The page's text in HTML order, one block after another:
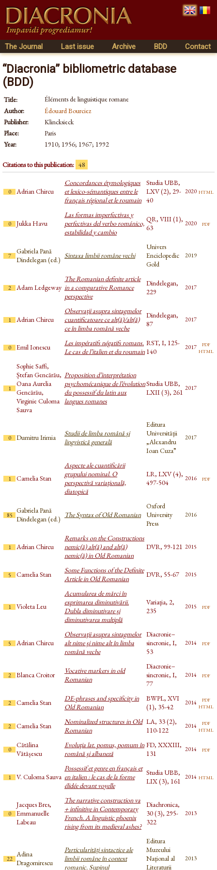
The Journal Last issue Archive BDD Contact
“Diacronia” bibliometric database
(BDD)
Title:
Éléments de linguistique romane
Author:
Édouard Bourciez
Publisher:
Klincksieck
Place:
Paris
Year:
1910; 1956; 1967; 1992
Citations to this publication: 48
0 Adrian Chircu
Concordances étymologiques
et lexico-sémantiques entre le
français régional et le roumain
Studia UBB,
LXV (2), 29-
40
2020 html
0 Jukka Havu
Las formas imperfectivas y
perfectivas del verbo románico,
estabilidad y cambio
QR, VIII (1),
63
2020 pdf
7
Gabriela Pană
Dindelegan (ed.) Sintaxa limbii române vechi
Univers
Enciclopedic
Gold
2019
2 Adam Ledgeway
The Romanian definite article
in a comparative Romance
perspective
Dindelegan,
229
2017
1 Adrian Chircu
Observații asupra sintagmelor
cuantificatoare ce alt(ă)/alt(ă)
ce în limba română veche
Dindelegan,
87
2017
0 Emil Ionescu
Les impératifs négatifs romans.
Le cas de l’italien et du roumain
RST, I, 125-
140
2017 pdf
html
1
Sophie Saffi,
Ștefan Gencărău,
Oana Aurelia
Gencărău,
Virginie Culoma
Sauva
Proposition d’interprétation
psychomécanique de l’évolution
du possessif du latin aux
langues romanes
Studia UBB,
LXII (3), 261 2017
0 Dumitru Irimia
Studii de limba română și
lingvistică generală
Editura
Universității
„Alexandru
Ioan Cuza”
2017
1 Camelia Stan
Aspecte ale cuantificării
grupului nominal. O
perspectivă variaţională,
diatopică
LR, LXV (4),
497-504
2016 pdf
85
Gabriela Pană
Dindelegan (ed.)
The Syntax of Old Romanian
Oxford
University
Press
2016
1 Adrian Chircu
Remarks on the Constructions
nemic(ă) alt(ă) and alt(ă)
nemic(ă) in Old Romanian
DVR, 99-121 2015
5 Camelia Stan
Some Functions of the Definite
Article in Old Romanian
DVR, 55-67 2015
1 Violeta Leu
Acumularea de mărci în
exprimarea diminutivării.
Dubla diminutivare și
diminutivarea multiplă
Variația, 2,
235
2015 pdf
5 Adrian Chircu
Observaţii asupra sintagmelor
alt nime şi nime alt în limba
română veche
Diacronie–
sincronie, I,
53
2014 pdf
2 Blanca Croitor
Vocative markers in old
Romanian
Diacronie–
sincronie, I,
77
2014 pdf
2 Camelia Stan
DE-phrases and specificity in
Old Romanian
BWPL, XVI
(1), 35-42
2014 pdf
html
2 Camelia Stan
Nominalized structures in Old
Romanian
LA, 33 (2),
110-122
2014 pdf
html
0
Cătălina
Vătășescu
Evoluţia lat. pomus, pomum în
română şi albaneză
FD, XXXIII,
131
2014 pdf
1 V. Culoma Sauva
Possessif et genre en français et
en italien : le cas de la forme
élidée devant voyelle
Studia UBB,
LIX (3), 161
2014 html
0
Jacques Bres,
Emmanuelle
Labeau
The narrative construction va
+ infinitive in Contemporary
French. A linguistic phoenix
rising from its medieval ashes?
Diachronica,
30 (3), 295-
322
2013
22
Adina
Dragomirescu
Particularități sintactice ale
limbii române în context
romanic. Supinul
Editura
Muzeului
Național al
Literaturii
2013